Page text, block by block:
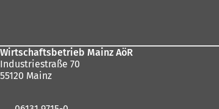
Wirtschaftsbetrieb Mainz AöR
Industriestraße 70
55120 Mainz